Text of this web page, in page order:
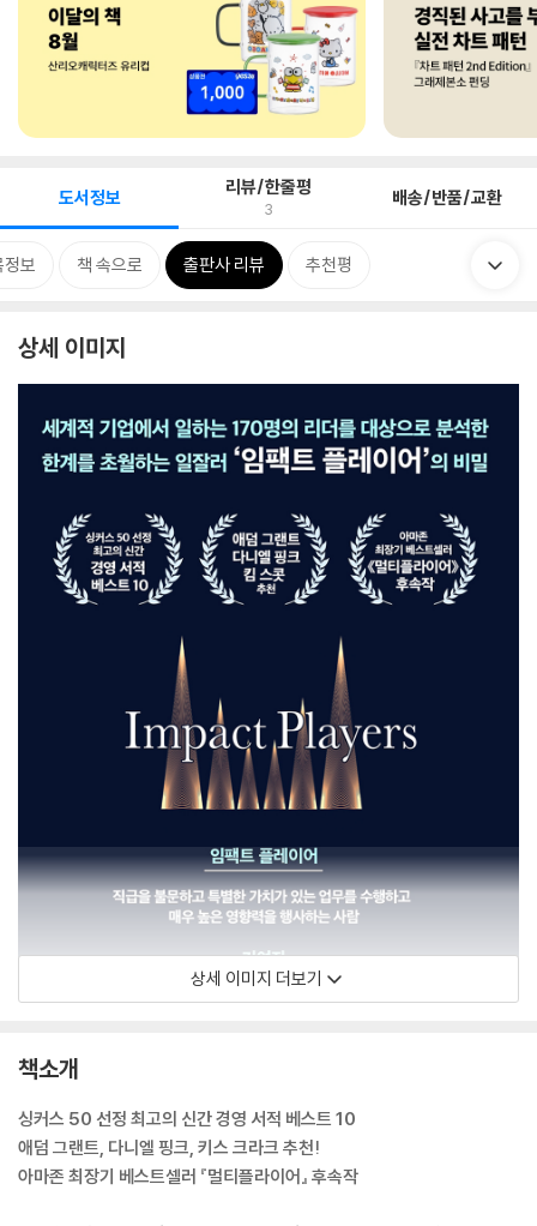
도서정보 리뷰/한줄평
3 배송/반품/교환
정보 책 속으로 출판사 리뷰 추천평
상세 이미지
상세 이미지 더보기
책소개
싱커스 50 선정 최고의 신간 경영 서적 베스트 10
애덤 그랜트, 다니엘 핑크, 키스 크라크 추천!
아마존 최장기 베스트셀러 『멀티플라이어』 후속작